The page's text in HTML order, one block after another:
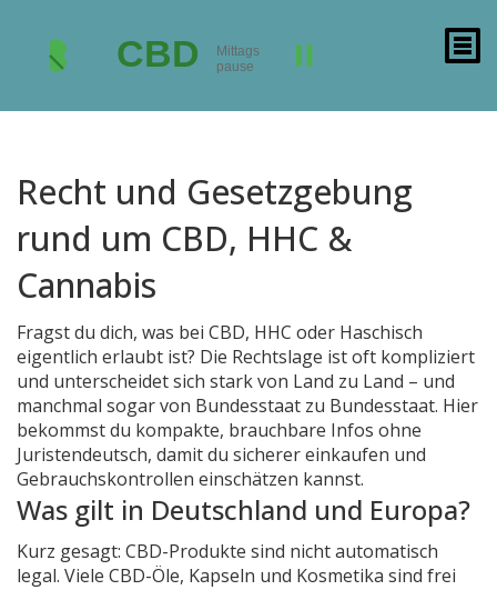
Recht und Gesetzgebung
rund um CBD, HHC &
Cannabis
Fragst du dich, was bei CBD, HHC oder Haschisch
eigentlich erlaubt ist? Die Rechtslage ist oft kompliziert
und unterscheidet sich stark von Land zu Land – und
manchmal sogar von Bundesstaat zu Bundesstaat. Hier
bekommst du kompakte, brauchbare Infos ohne
Juristendeutsch, damit du sicherer einkaufen und
Gebrauchskontrollen einschätzen kannst.
Was gilt in Deutschland und Europa?
Kurz gesagt: CBD-Produkte sind nicht automatisch
legal. Viele CBD-Öle, Kapseln und Kosmetika sind frei